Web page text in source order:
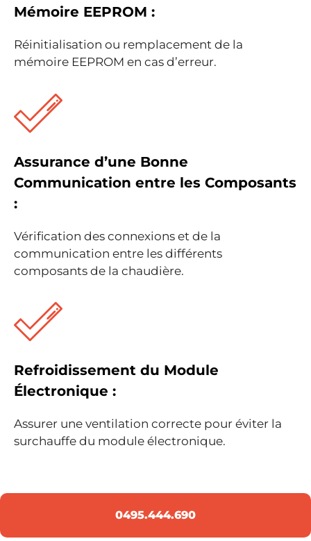
0495.444.690
Mémoire EEPROM :
Réinitialisation ou remplacement de la
mémoire EEPROM en cas d’erreur.
Assurance d’une Bonne
Communication entre les Composants
:
Vérification des connexions et de la
communication entre les différents
composants de la chaudière.
Refroidissement du Module
Électronique :
Assurer une ventilation correcte pour éviter la
surchauffe du module électronique.